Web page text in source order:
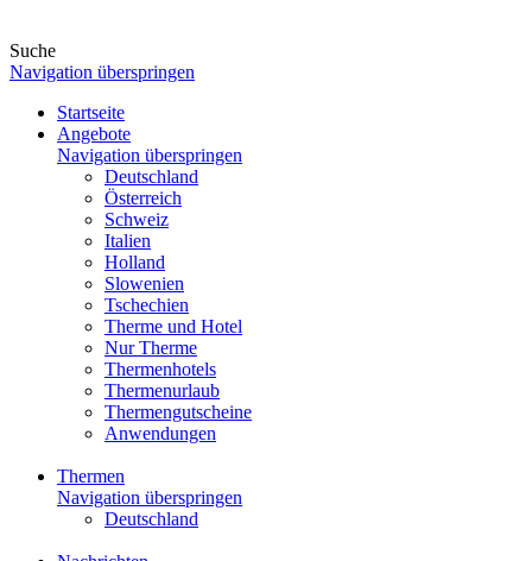
Suche
Navigation überspringen
Startseite
Angebote
Navigation überspringen
Deutschland
Österreich
Schweiz
Italien
Holland
Slowenien
Tschechien
Therme und Hotel
Nur Therme
Thermenhotels
Thermenurlaub
Thermengutscheine
Anwendungen
Thermen
Navigation überspringen
Deutschland